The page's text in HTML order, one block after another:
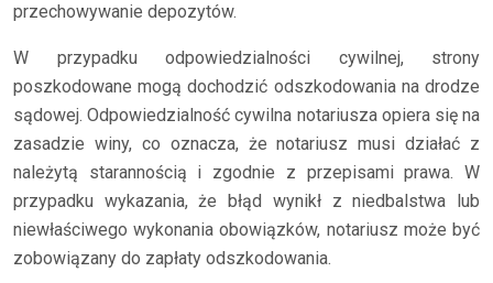
przechowywanie depozytów.
W przypadku odpowiedzialności cywilnej, strony
poszkodowane mogą dochodzić odszkodowania na drodze
sądowej. Odpowiedzialność cywilna notariusza opiera się na
zasadzie winy, co oznacza, że notariusz musi działać z
należytą starannością i zgodnie z przepisami prawa. W
przypadku wykazania, że błąd wynikł z niedbalstwa lub
niewłaściwego wykonania obowiązków, notariusz może być
zobowiązany do zapłaty odszkodowania.